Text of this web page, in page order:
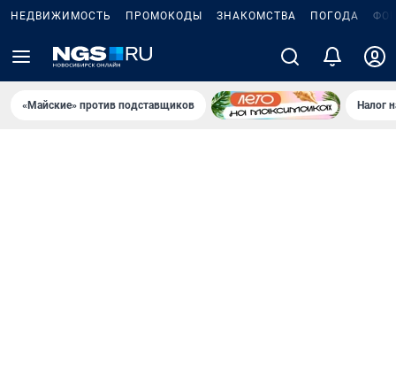
НЕДВИЖИМОСТЬ ПРОМОКОДЫ ЗНАКОМСТВА ПОГОДА
«Майские» против подставщиков Налог